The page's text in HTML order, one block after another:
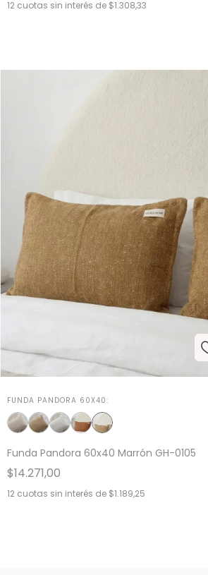
12 cuotas sin interés de $1.308,33
FUNDA PANDORA 60X40:
Funda Pandora 60x40 Marrón GH-0105
$14.271,00
12 cuotas sin interés de $1.189,25